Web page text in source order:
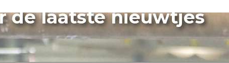
de laatste nieuwtjes